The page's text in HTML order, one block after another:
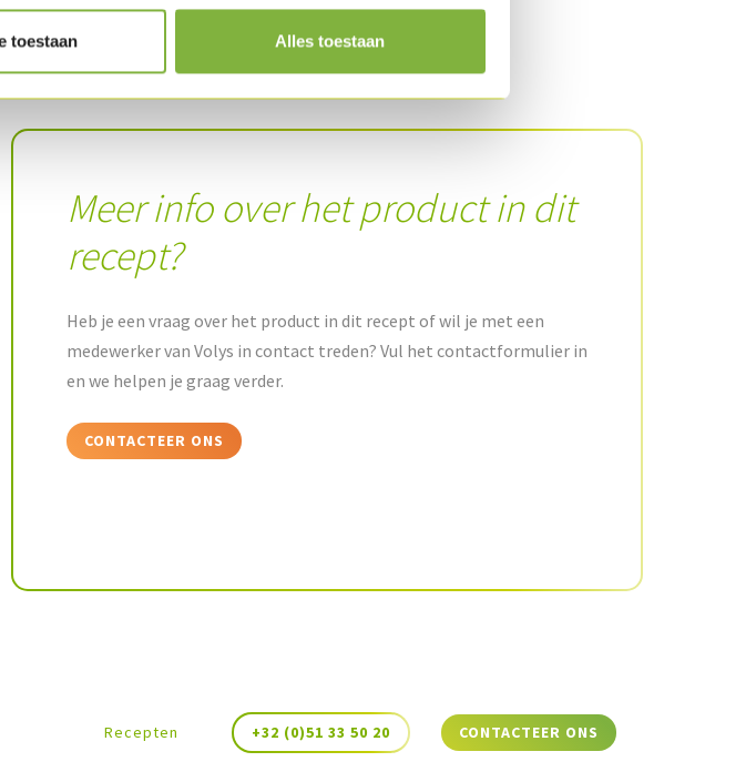
toestaan Alles toestaan
Meer info over het product in dit
recept?
Heb je een vraag over het product in dit recept of wil je met een
medewerker van Volys in contact treden? Vul het contactformulier in
en we helpen je graag verder.
CONTACTEER ONS
Recepten +32 (0)51 33 50 20 CONTACTEER ONS